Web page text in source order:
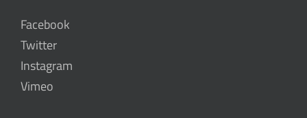
Facebook
Twitter
Instagram
Vimeo